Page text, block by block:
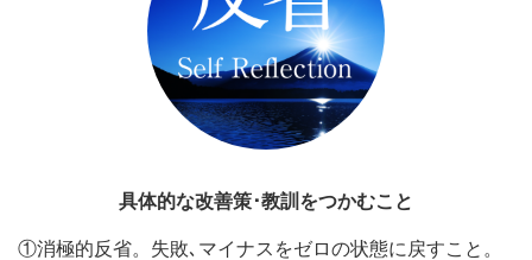
具体的な改善策･教訓をつかむこと
①消極的反省。失敗､マイナスをゼロの状態に戻すこと。